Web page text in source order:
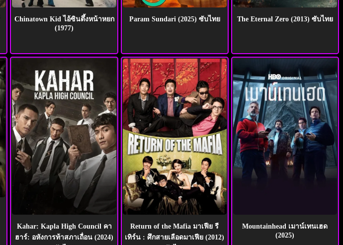
Chinatown Kid ไอ้ซินตึ้งหน้าหยก
(1977)
Param Sundari (2025) ซับไทย The Eternal Zero (2013) ซับไทย
Kahar: Kapla High Council คา
ฮาร์: อหังการท้าสภาเถื่อน (2024)
Return of the Mafia มาเฟีย รี
เทิร์น : ศึกสายเลือดมาเฟีย (2012)
Mountainhead เมาน์เทนเฮด
(2025)